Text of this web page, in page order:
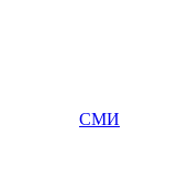
СМИ